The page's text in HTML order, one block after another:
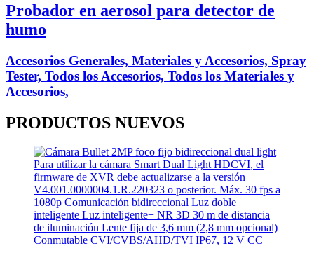
Probador en aerosol para detector de
humo
Accesorios Generales, Materiales y Accesorios, Spray
Tester, Todos los Accesorios, Todos los Materiales y
Accesorios,
PRODUCTOS NUEVOS